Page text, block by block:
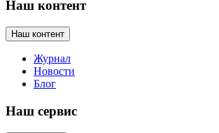
Наш контент
Наш контент
Журнал
Новости
Блог
Наш сервис